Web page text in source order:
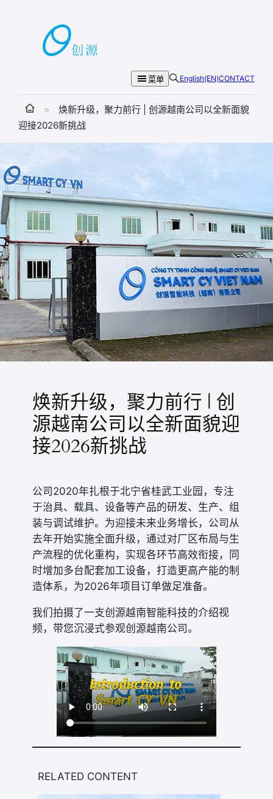
菜单 English(EN)CONTACT
>
焕新升级，聚力前行 | 创源越南公司以全新面貌
迎接2026新挑战
焕新升级，聚力前行 | 创
源越南公司以全新面貌迎
接2026新挑战
公司2020年扎根于北宁省桂武工业园，专注
于治具、载具、设备等产品的研发、生产、组
装与调试维护。为迎接未来业务增长，公司从
去年开始实施全面升级，通过对厂区布局与生
产流程的优化重构，实现各环节高效衔接，同
时增加多台配套加工设备，打造更高产能的制
造体系，为2026年项目订单做足准备。
我们拍摄了一支创源越南智能科技的介绍视
频，带您沉浸式参观创源越南公司。
RELATED CONTENT